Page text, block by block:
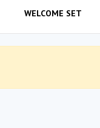
WELCOME SET